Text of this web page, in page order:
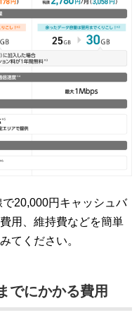
20,000円キャッシュバ
用、維持費などを簡単
てください。
でにかかる費用